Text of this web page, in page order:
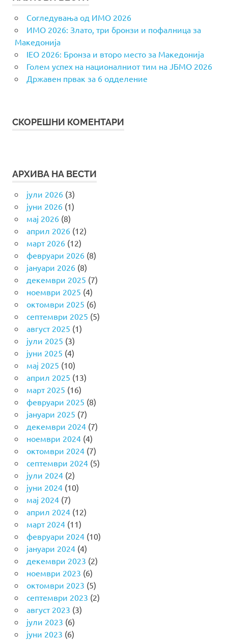
Согледувања од ИМО 2026
ИМО 2026: Злато, три бронзи и пофалница за
Македонија
IEO 2026: Бронза и второ место за Македонија
Голем успех на националниот тим на ЈБМО 2026
Државен првак за 6 одделение
СКОРЕШНИ КОМЕНТАРИ
АРХИВА НА ВЕСТИ
јули 2026(3)
јуни 2026(1)
мај 2026(8)
април 2026(12)
март 2026(12)
февруари 2026(8)
јануари 2026(8)
декември 2025 (7)
ноември 2025 (4)
октомври 2025 (6)
септември 2025 (5)
август 2025 (1)
јули 2025 (3)
јуни 2025 (4)
мај 2025 (10)
април 2025 (13)
март 2025 (16)
февруари 2025 (8)
јануари 2025 (7)
декември 2024(7)
ноември 2024(4)
октомври 2024(7)
септември 2024(5)
јули 2024(2)
јуни 2024(10)
мај 2024(7)
април 2024(12)
март 2024(11)
февруари 2024(10)
јануари 2024(4)
декември 2023 (2)
ноември 2023 (6)
октомври 2023 (5)
септември 2023 (2)
август 2023 (3)
јули 2023 (6)
јуни 2023 (6)